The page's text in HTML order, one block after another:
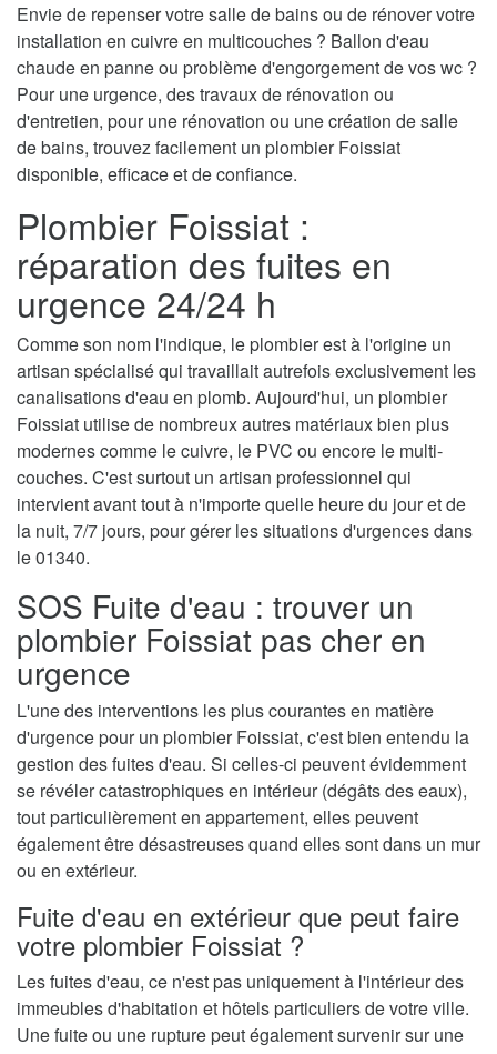
Envie de repenser votre salle de bains ou de rénover votre
installation en cuivre en multicouches ? Ballon d'eau
chaude en panne ou problème d'engorgement de vos wc ?
Pour une urgence, des travaux de rénovation ou
d'entretien, pour une rénovation ou une création de salle
de bains, trouvez facilement un plombier Foissiat
disponible, efficace et de confiance.
Plombier Foissiat :
réparation des fuites en
urgence 24/24 h
Comme son nom l'indique, le plombier est à l'origine un
artisan spécialisé qui travaillait autrefois exclusivement les
canalisations d'eau en plomb. Aujourd'hui, un plombier
Foissiat utilise de nombreux autres matériaux bien plus
modernes comme le cuivre, le PVC ou encore le multi-
couches. C'est surtout un artisan professionnel qui
intervient avant tout à n'importe quelle heure du jour et de
la nuit, 7/7 jours, pour gérer les situations d'urgences dans
le 01340.
SOS Fuite d'eau : trouver un
plombier Foissiat pas cher en
urgence
L'une des interventions les plus courantes en matière
d'urgence pour un plombier Foissiat, c'est bien entendu la
gestion des fuites d'eau. Si celles-ci peuvent évidemment
se révéler catastrophiques en intérieur (dégâts des eaux),
tout particulièrement en appartement, elles peuvent
également être désastreuses quand elles sont dans un mur
ou en extérieur.
Fuite d'eau en extérieur que peut faire
votre plombier Foissiat ?
Les fuites d'eau, ce n'est pas uniquement à l'intérieur des
immeubles d'habitation et hôtels particuliers de votre ville.
Une fuite ou une rupture peut également survenir sur une